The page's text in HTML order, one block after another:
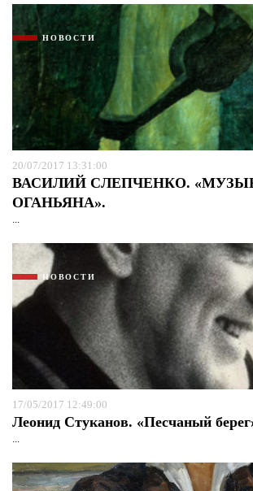
НОВОСТИ
20/07/2017 13:31:00
ВАСИЛИЙ СЛЕПЧЕНКО.
ОГАНЬЯНА».
...
НОВОСТИ
17/05/2017 12:49:00
Леонид Стуканов. «Песчаный
...
Я согласен сполитикой
защиты информации*